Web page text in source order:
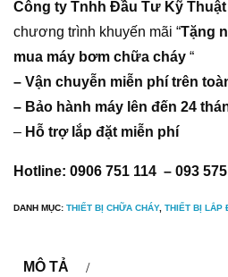
Công ty Tnhh Đầu Tư Kỹ
chương trình khuyến mãi “Tặng
mua máy bơm chữa cháy “
– Vận chuyễn miễn phí trên
– Bảo hành máy lên đến 24
– Hỗ trợ lắp đặt miễn phí
Hotline: 0906 751 114 – 093
DANH MỤC: THIẾT BỊ CHỮA CHÁY, THIẾT BỊ LẮP
MÔ TẢ